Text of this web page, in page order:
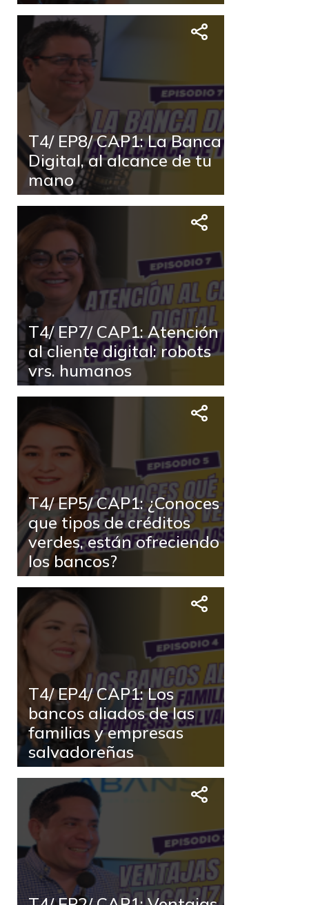
T4/ EP8/ CAP1: La Banca
Digital, al alcance de tu
mano
T4/ EP7/ CAP1: Atención
al cliente digital: robots
vrs. humanos
T4/ EP5/ CAP1: ¿Conoces
que tipos de créditos
verdes, están ofreciendo
los bancos?
T4/ EP4/ CAP1: Los
bancos aliados de las
familias y empresas
salvadoreñas